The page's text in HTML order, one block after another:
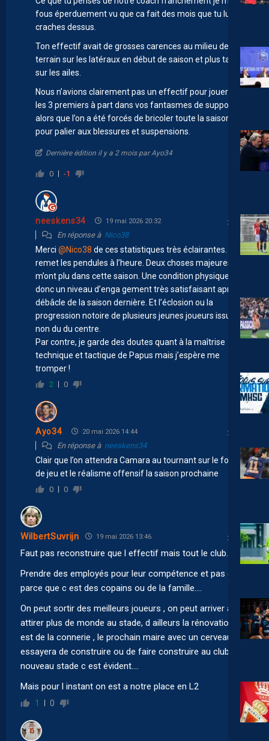
fous éperduement vu que ca fait des mois que tu lui
craches dessus.
Ton effectif avait de grosses carences au milieu de
terrain sur les latéraux en début de saison et plus tard
sur les ailes.
Nous n’avions clairement pas un effectif pour jouer dans
les 3 premiers à part dans vos fantasmes de supporters
alors que l’on a été forcés de bricoler toute la saison
pour palier aux blessures et suspensions.
Dernière édition il y a 2 mois par Ayo34
0 -1
neeskens34 19 mai 2026 20:32
En réponse à Nico38
Merci @Nico38 de ces statistiques très éclairantes. Cà
remet les pendules à l’heure. Deux choses majeures
m’ont plu dans cette saison. Une condition physique et
donc un niveau d’enga gement très satisfaisant après la
débâcle de la saison dernière. Et l’éclosion ou la
progression notoire de plusieurs jeunes joueurs issus ou
non du du centre.
Par contre, je garde des doutes quant à la maîtrise
technique et tactique de Papus mais j’espère me
tromper !
2 0
Ayo34 20 mai 2026 14:44
En réponse à neeskens34
Clair que l’on attendra Camara au tournant sur le fond
de jeu et le réalisme offensif la saison prochaine
0 0
WilbertSuvrijn 19 mai 2026 13:46
Faut pas reconstruire que l effectif mais tout le club.
Prendre des employés pour leur compétence et pas que
parce que c est des copains ou de la famille….
On peut sortir des meilleurs joueurs , on peut arriver à
attirer plus de monde au stade, d ailleurs la rénovation c
est de la connerie , le prochain maire avec un cerveau
essayera de construire ou de faire construire au club un
nouveau stade c est évident….
Mais pour l instant on est a notre place en L2
1 0